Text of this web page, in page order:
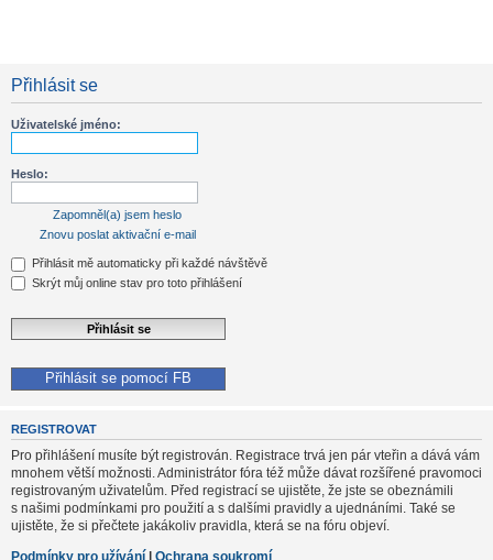
Přihlásit se
Uživatelské jméno:
Heslo:
Zapomněl(a) jsem heslo
Znovu poslat aktivační e-mail
Přihlásit mě automaticky při každé návštěvě
Skrýt můj online stav pro toto přihlášení
Přihlásit se pomocí FB
REGISTROVAT
Pro přihlášení musíte být registrován. Registrace trvá jen pár vteřin a dává vám
mnohem větší možnosti. Administrátor fóra též může dávat rozšířené pravomoci
registrovaným uživatelům. Před registrací se ujistěte, že jste se obeznámili
s našimi podmínkami pro použití a s dalšími pravidly a ujednáními. Také se
ujistěte, že si přečtete jakákoliv pravidla, která se na fóru objeví.
Podmínky pro užívání | Ochrana soukromí